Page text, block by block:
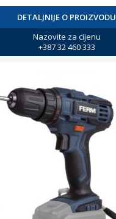
DETALJNIJE O PROIZVODU
Nazovite za cijenu
+387 32 460 333